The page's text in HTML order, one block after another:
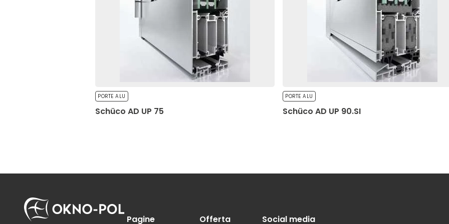
Rifiuta tutto
PORTE ALU
Schüco AD UP 75
PORTE ALU
Schüco AD UP 90.SI
Pagine Offerta Social media